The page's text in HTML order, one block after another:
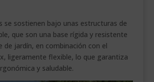
se sostienen bajo unas estructuras de
que son una base rígida y resistente
de jardín, en combinación con el
ligeramente flexible, lo que garantiza
y saludable.